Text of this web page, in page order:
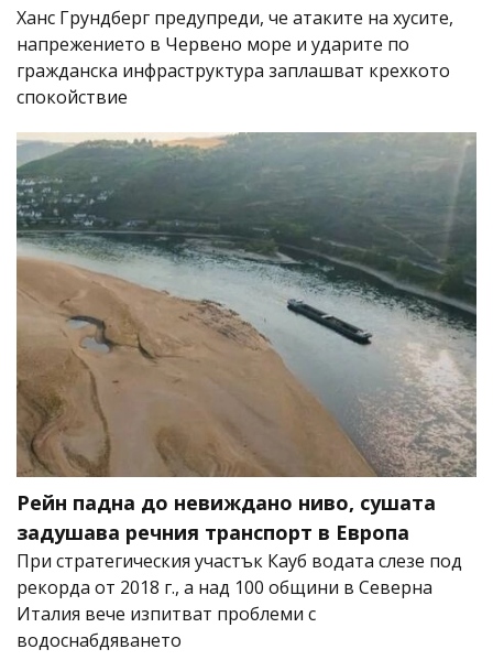
Ханс Грундберг предупреди, че атаките на хусите,
напрежението в Червено море и ударите по
гражданска инфраструктура заплашват крехкото
спокойствие
Рейн падна до невиждано ниво, сушата
задушава речния транспорт в Европа
При стратегическия участък Кауб водата слезе под
рекорда от 2018 г., а над 100 общини в Северна
Италия вече изпитват проблеми с
водоснабдяването